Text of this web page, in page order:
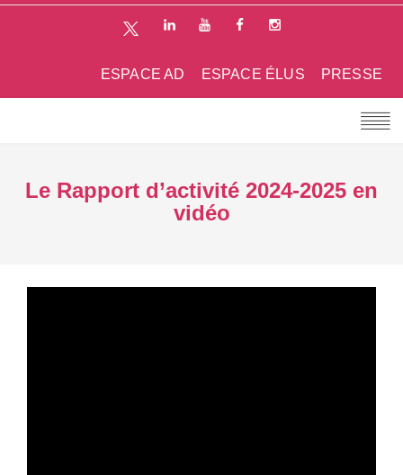
PRESSE
ESPACE ÉLUS
ESPACE AD
Le Rapport d’activité 2024-2025 en
vidéo